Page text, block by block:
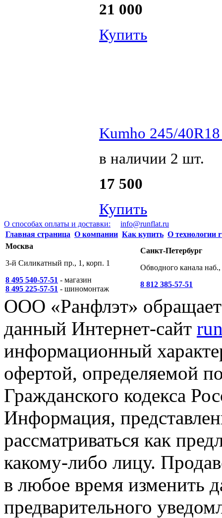
21 000
Купить
Kumho 245/
в наличии 2 шт.
17 500
Купить
О способах оплаты и доставки:
info@runflat.ru
Главная страница О компании Как купить О технологии
Москва
3-й Силикатный пр., 1, корп. 1
8 495 540-57-51 - магазин
8 495 225-57-51 - шиномонтаж
Санкт-Петербург
Обводного канала
8 812 385-57-51
ООО «Ранфлэт»
данный Интернет-сайт
информационный
офертой, определяемой
Гражданского кодекса
Информация,
рассматриваться как
какому-либо лицу.
в любое время изменить
предварительного